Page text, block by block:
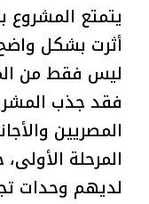
يتمتع المشروع
أثرت بشكل
ليس فقط من
فقد جذب
المصريين
المرحلة
لديهم وحدات